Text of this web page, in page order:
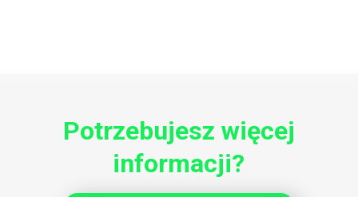
Potrzebujesz więcej
informacji?